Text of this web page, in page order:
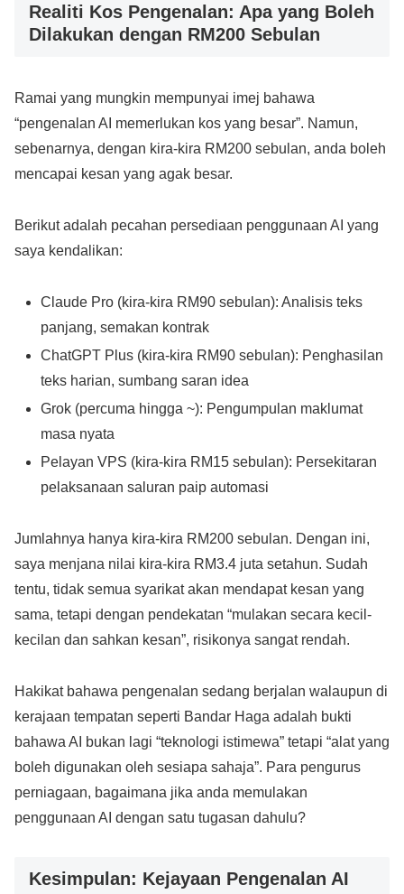
Realiti Kos Pengenalan: Apa yang Boleh
Dilakukan dengan RM200 Sebulan
Ramai yang mungkin mempunyai imej bahawa
“pengenalan AI memerlukan kos yang besar”. Namun,
sebenarnya, dengan kira-kira RM200 sebulan, anda boleh
mencapai kesan yang agak besar.
Berikut adalah pecahan persediaan penggunaan AI yang
saya kendalikan:
Claude Pro (kira-kira RM90 sebulan): Analisis teks
panjang, semakan kontrak
ChatGPT Plus (kira-kira RM90 sebulan): Penghasilan
teks harian, sumbang saran idea
Grok (percuma hingga ~): Pengumpulan maklumat
masa nyata
Pelayan VPS (kira-kira RM15 sebulan): Persekitaran
pelaksanaan saluran paip automasi
Jumlahnya hanya kira-kira RM200 sebulan. Dengan ini,
saya menjana nilai kira-kira RM3.4 juta setahun. Sudah
tentu, tidak semua syarikat akan mendapat kesan yang
sama, tetapi dengan pendekatan “mulakan secara kecil-
kecilan dan sahkan kesan”, risikonya sangat rendah.
Hakikat bahawa pengenalan sedang berjalan walaupun di
kerajaan tempatan seperti Bandar Haga adalah bukti
bahawa AI bukan lagi “teknologi istimewa” tetapi “alat yang
boleh digunakan oleh sesiapa sahaja”. Para pengurus
perniagaan, bagaimana jika anda memulakan
penggunaan AI dengan satu tugasan dahulu?
Kesimpulan: Kejayaan Pengenalan AI